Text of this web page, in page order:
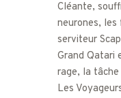
Cléante,
neurones, les
serviteur
Grand Qatari
rage, la
Les